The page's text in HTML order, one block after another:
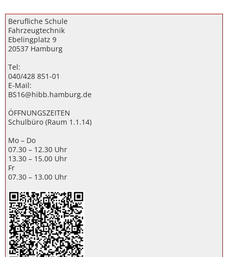
Berufliche Schule
Fahrzeugtechnik
Ebelingplatz 9
20537 Hamburg
Tel:
040/428 851-01
E-Mail:
BS16@hibb.hamburg.de
ÖFFNUNGSZEITEN
Schulbüro (Raum 1.1.14)
Mo – Do
07.30 – 12.30 Uhr
13.30 – 15.00 Uhr
Fr
07.30 – 13.00 Uhr